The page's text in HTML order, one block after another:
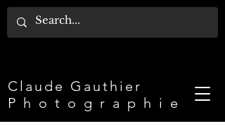
Claude Gauthier​
P h o t o g r a p h i e